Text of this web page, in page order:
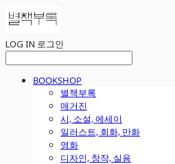
LOG IN 로그인
BOOKSHOP
별책부록
매거진
시, 소설, 에세이
일러스트, 회화, 만화
영화
디자인, 창작, 실용